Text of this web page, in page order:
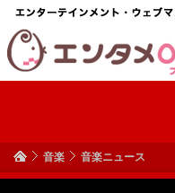
音楽 音楽ニュース